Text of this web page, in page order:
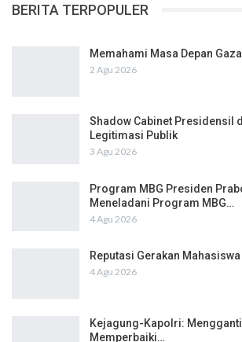
BERITA TERPOPULER
Memahami Masa Depan
2 Agu 2026
Shadow Cabinet Presidensil
Legitimasi Publik
3 Agu 2026
Program MBG Presiden
Meneladani Program MBG…
4 Agu 2026
Reputasi Gerakan Mahasiswa
4 Agu 2026
Kejagung-Kapolri:
Memperbaiki…